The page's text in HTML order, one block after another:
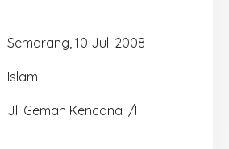
Semarang, 10 Juli 2008
Islam
Jl. Gemah Kencana I/I